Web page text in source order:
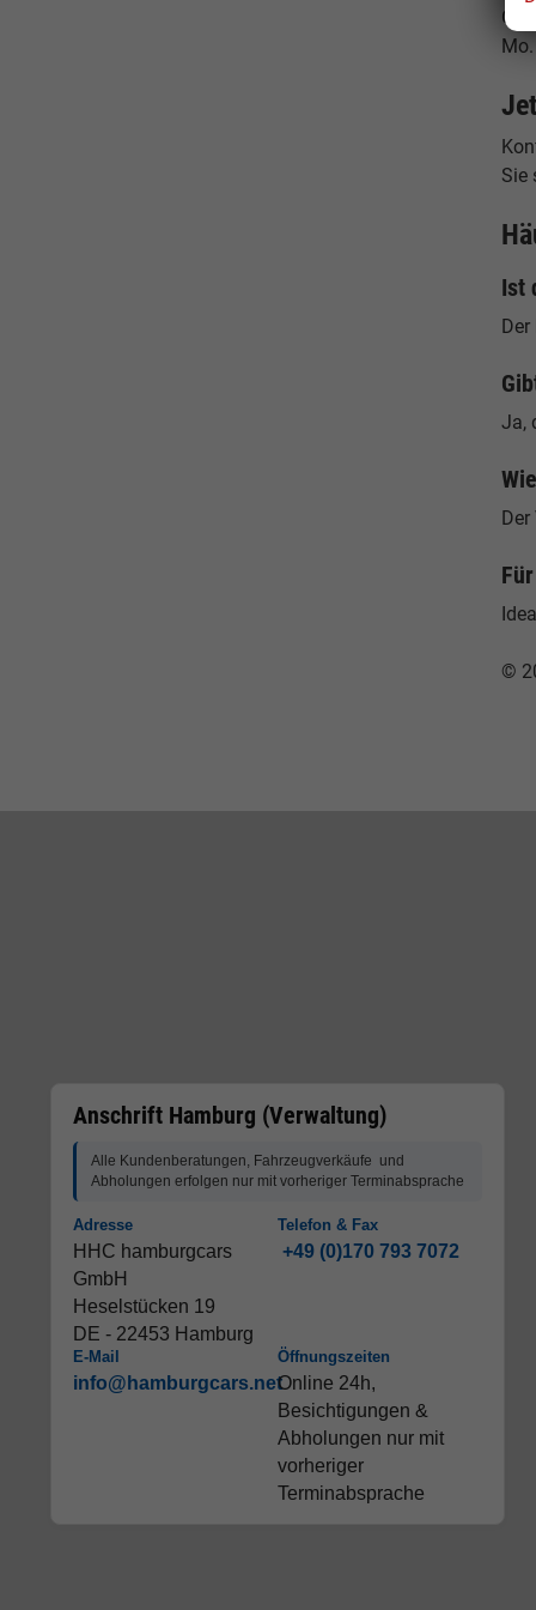
Sie
Ist
Ja,
©
Anschrift Hamburg (Verwaltung)
Alle Kundenberatungen, Fahrzeugverkäufe und
Abholungen erfolgen nur mit vorheriger Terminabsprache
Adresse
HHC hamburgcars
GmbH
Heselstücken 19
DE - 22453 Hamburg
Telefon & Fax
+49 (0)170 793 7072
E-Mail
info@hamburgcars.net
Öffnungszeiten
Online 24h,
Besichtigungen &
Abholungen nur mit
vorheriger
Terminabsprache